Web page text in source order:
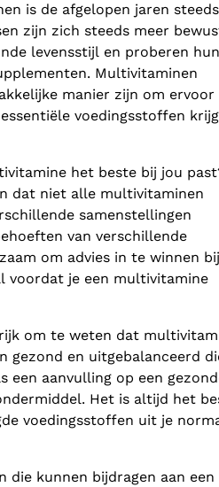
is de afgelopen jaren steeds
zijn zich steeds meer
levensstijl en proberen hun
Multivitaminen
manier zijn om ervoor
voedingsstoffen
het beste bij jou
dat niet alle multivitaminen
samenstellingen
van verschillende
om advies in te winnen bij
voordat je een multivitamine
om te weten dat
gezond en uitgebalanceerd
een aanvulling op een
Het is altijd het
voedingsstoffen uit je
die kunnen bijdragen aan een